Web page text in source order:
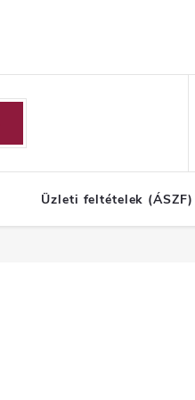
Üzleti feltételek (ÁSZF)